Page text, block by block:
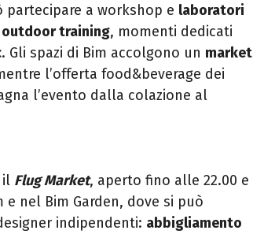
a workshop e laboratori
outdoor training, momenti dedicati
. Gli spazi di Bim accolgono un market
l’offerta food&beverage dei
l’evento dalla colazione al
il Flug Market, aperto fino alle 22.00 e
nel Bim Garden, dove si può
indipendenti: abbigliamento